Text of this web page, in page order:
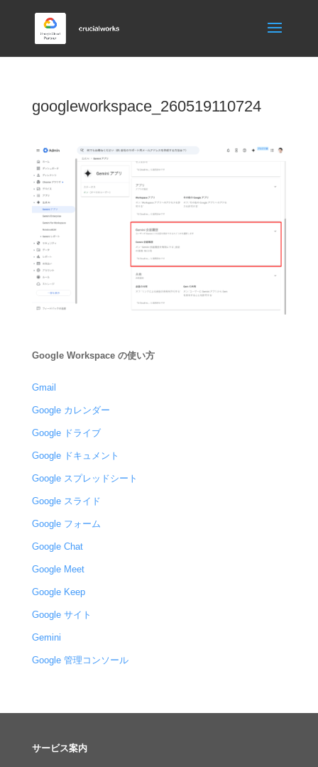
googleworkspace_260519110724
Google Workspace の使い方
Gmail
Google カレンダー
Google ドライブ
Google ドキュメント
Google スプレッドシート
Google スライド
Google フォーム
Google Chat
Google Meet
Google Keep
Google サイト
Gemini
Google 管理コンソール
サービス案内